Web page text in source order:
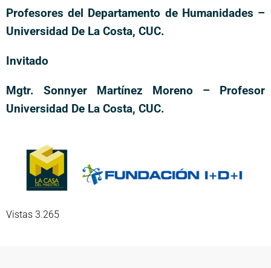
Profesores del Departamento de Humanidades –
Universidad De La Costa, CUC.
Invitado
Mgtr. Sonnyer Martínez Moreno – Profesor
Universidad De La Costa, CUC.
Vistas 3.265